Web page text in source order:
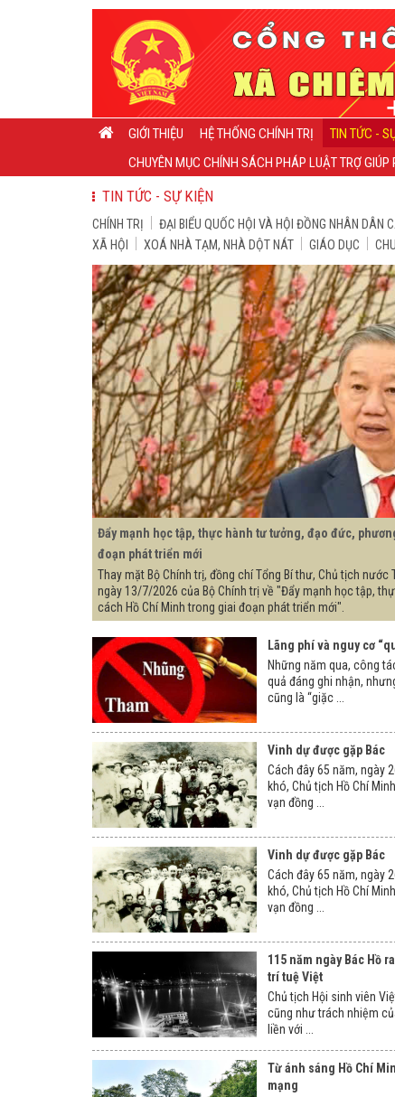
GIỚI THIỆU HỆ THỐNG CHÍNH TRỊ TIN TỨC -
CHUYÊN MỤC CHÍNH SÁCH PHÁP LUẬT TRỢ GIÚP
TIN TỨC - SỰ KIỆN
CHÍNH TRỊ ĐẠI BIỂU QUỐC HỘI VÀ HỘI ĐỒNG NHÂN DÂN
XÃ HỘI
XOÁ NHÀ TẠM, NHÀ DỘT NÁT GIÁO DỤC
Đẩy mạnh học tập, thực hành tư tưởng, đạo đức,
đoạn phát triển mới
Thay mặt Bộ Chính trị, đồng chí Tổng Bí thư, Chủ tịch nước
ngày 13/7/2026 của Bộ Chính trị về "Đẩy mạnh học tập,
cách Hồ Chí Minh trong giai đoạn phát triển mới".
Lãng phí và nguy cơ
Những năm qua, công
quả đáng ghi nhận,
cũng là “giặc ...
Vinh dự được gặp Bác
Cách đây 65 năm, ngày
khó, Chủ tịch Hồ Chí
vạn đồng ...
Vinh dự được gặp Bác
Cách đây 65 năm, ngày
khó, Chủ tịch Hồ Chí
vạn đồng ...
115 năm ngày Bác Hồ
trí tuệ Việt
Chủ tịch Hội sinh viên
cũng như trách nhiệm
liền với ...
Từ ánh sáng Hồ Chí
mạng